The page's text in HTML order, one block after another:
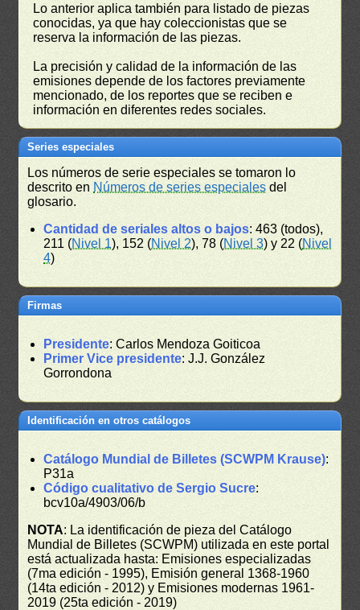
Lo anterior aplica también para listado de piezas
conocidas, ya que hay coleccionistas que se
reserva la información de las piezas.
La precisión y calidad de la información de las
emisiones depende de los factores previamente
mencionado, de los reportes que se reciben e
información en diferentes redes sociales.
Series especiales
Los números de serie especiales se tomaron lo
descrito en Números de series especiales del
glosario.
Cantidad de seriales altos o bajos: 463 (todos),
211 (Nivel 1), 152 (Nivel 2), 78 (Nivel 3) y 22 (Nivel
4)
Firmas
Presidente: Carlos Mendoza Goiticoa
Primer Vice presidente: J.J. González
Gorrondona
Identificación en otros catálogos
Catálogo Mundial de Billetes (SCWPM Krause):
P31a
Código cualitativo de Sergio Sucre:
bcv10a/4903/06/b
NOTA: La identificación de pieza del Catálogo
Mundial de Billetes (SCWPM) utilizada en este portal
está actualizada hasta: Emisiones especializadas
(7ma edición - 1995), Emisión general 1368-1960
(14ta edición - 2012) y Emisiones modernas 1961-
2019 (25ta edición - 2019)